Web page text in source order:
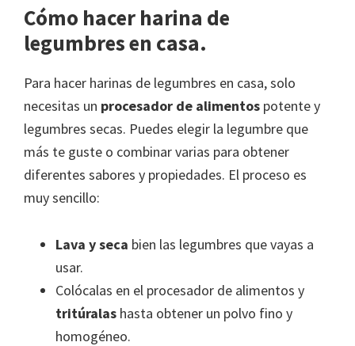
Cómo hacer harina de
legumbres en casa.
Para hacer harinas de legumbres en casa, solo
necesitas un procesador de alimentos potente y
legumbres secas. Puedes elegir la legumbre que
más te guste o combinar varias para obtener
diferentes sabores y propiedades. El proceso es
muy sencillo:
Lava y seca bien las legumbres que vayas a
usar.
Colócalas en el procesador de alimentos y
tritúralas hasta obtener un polvo fino y
homogéneo.